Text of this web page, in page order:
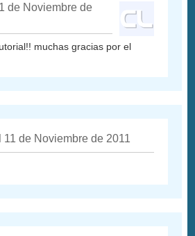
de Noviembre de
muchas gracias por el
11 de Noviembre de 2011